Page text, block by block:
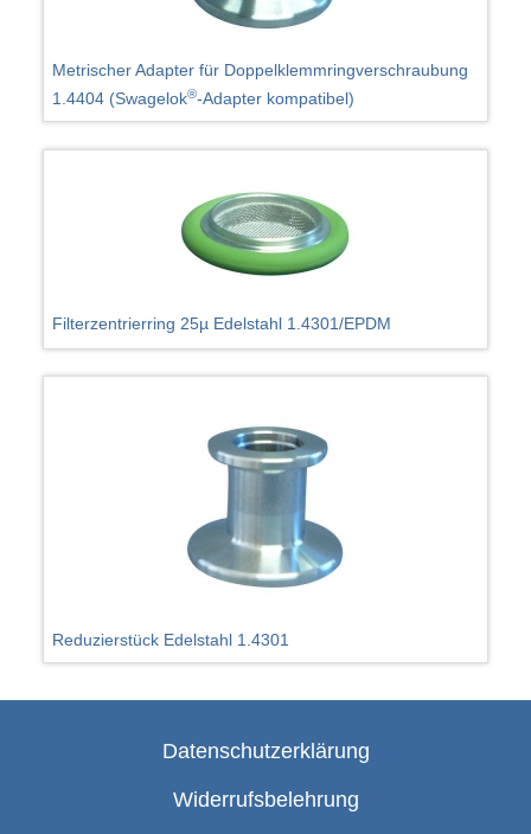
Metrischer Adapter für Doppelklemmringverschraubung
1.4404 (Swagelok®-Adapter kompatibel)
Filterzentrierring 25µ Edelstahl 1.4301/EPDM
Reduzierstück Edelstahl 1.4301
Datenschutzerklärung
Widerrufsbelehrung